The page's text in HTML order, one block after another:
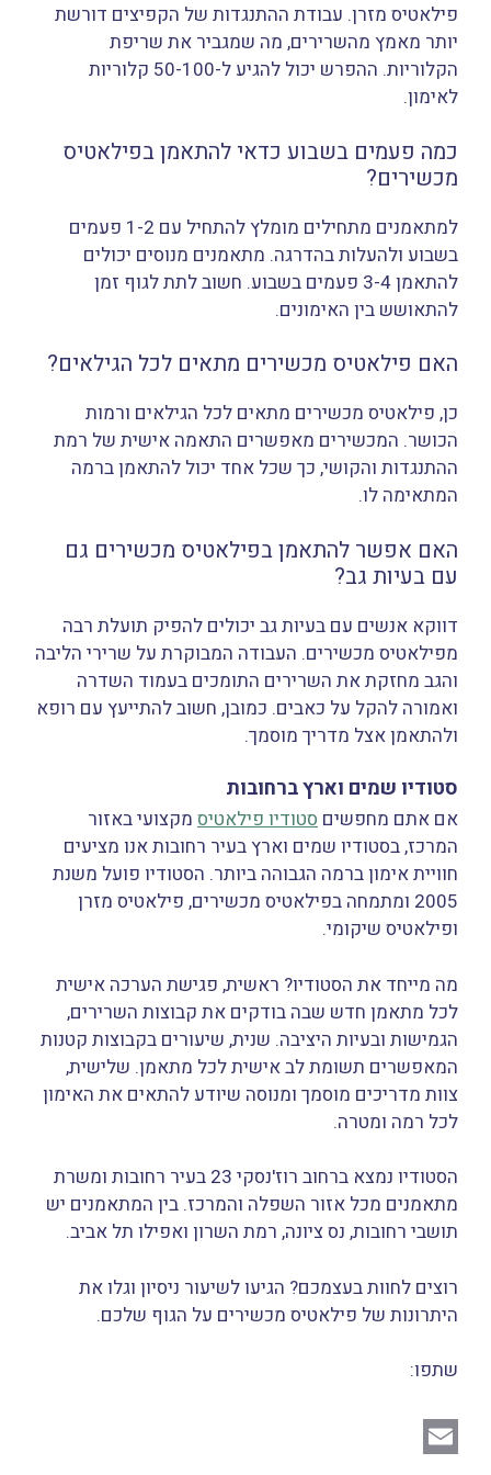
פילאטיס מזרן. עבודת ההתנגדות של הקפיצים דורשת
יותר מאמץ מהשרירים, מה שמגביר את שריפת
הקלוריות. ההפרש יכול להגיע ל-50-100 קלוריות
לאימון.
כמה פעמים בשבוע כדאי להתאמן בפילאטיס
מכשירים?
למתאמנים מתחילים מומלץ להתחיל עם 1-2 פעמים
בשבוע ולהעלות בהדרגה. מתאמנים מנוסים יכולים
להתאמן 3-4 פעמים בשבוע. חשוב לתת לגוף זמן
להתאושש בין האימונים.
האם פילאטיס מכשירים מתאים לכל הגילאים?
כן, פילאטיס מכשירים מתאים לכל הגילאים ורמות
הכושר. המכשירים מאפשרים התאמה אישית של רמת
ההתנגדות והקושי, כך שכל אחד יכול להתאמן ברמה
המתאימה לו.
האם אפשר להתאמן בפילאטיס מכשירים גם
עם בעיות גב?
דווקא אנשים עם בעיות גב יכולים להפיק תועלת רבה
מפילאטיס מכשירים. העבודה המבוקרת על שרירי הליבה
והגב מחזקת את השרירים התומכים בעמוד השדרה
ואמורה להקל על כאבים. כמובן, חשוב להתייעץ עם רופא
ולהתאמן אצל מדריך מוסמך.
סטודיו שמים וארץ ברחובות
אם אתם מחפשים סטודיו פילאטיס מקצועי באזור
המרכז, בסטודיו שמים וארץ בעיר רחובות אנו מציעים
חוויית אימון ברמה הגבוהה ביותר. הסטודיו פועל משנת
2005 ומתמחה בפילאטיס מכשירים, פילאטיס מזרן
ופילאטיס שיקומי.
מה מייחד את הסטודיו? ראשית, פגישת הערכה אישית
לכל מתאמן חדש שבה בודקים את קבוצות השרירים,
הגמישות ובעיות היציבה. שנית, שיעורים בקבוצות קטנות
המאפשרים תשומת לב אישית לכל מתאמן. שלישית,
צוות מדריכים מוסמך ומנוסה שיודע להתאים את האימון
לכל רמה ומטרה.
הסטודיו נמצא ברחוב רוז'נסקי 23 בעיר רחובות ומשרת
מתאמנים מכל אזור השפלה והמרכז. בין המתאמנים יש
תושבי רחובות, נס ציונה, רמת השרון ואפילו תל אביב.
רוצים לחוות בעצמכם? הגיעו לשיעור ניסיון וגלו את
היתרונות של פילאטיס מכשירים על הגוף שלכם.
שתפו: